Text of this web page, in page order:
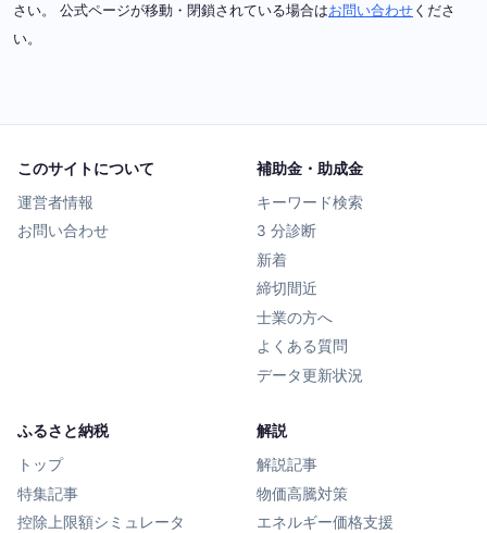
さい。 公式ページが移動・閉鎖されている場合はお問い合わせ くださ
い。
このサイトについて
運営者情報
お問い合わせ
補助金・助成金
キーワード検索
3 分診断
新着
締切間近
士業の方へ
よくある質問
データ更新状況
ふるさと納税
トップ
特集記事
控除上限額シミュレータ
解説
解説記事
物価高騰対策
エネルギー価格支援